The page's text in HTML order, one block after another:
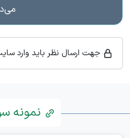
جهت ارسال نظر باید وارد
نمونه